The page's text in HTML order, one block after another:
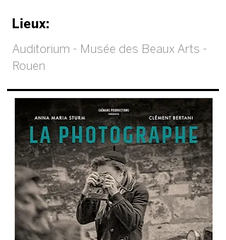
Lieux:
Auditorium - Musée des Beaux Arts -
Rouen